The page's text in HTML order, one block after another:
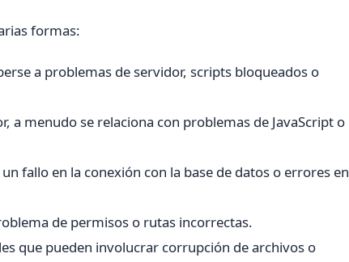
formas:
a problemas de servidor, scripts bloqueados o
a menudo se relaciona con problemas de JavaScript o
fallo en la conexión con la base de datos o errores en
de permisos o rutas incorrectas.
que pueden involucrar corrupción de archivos o